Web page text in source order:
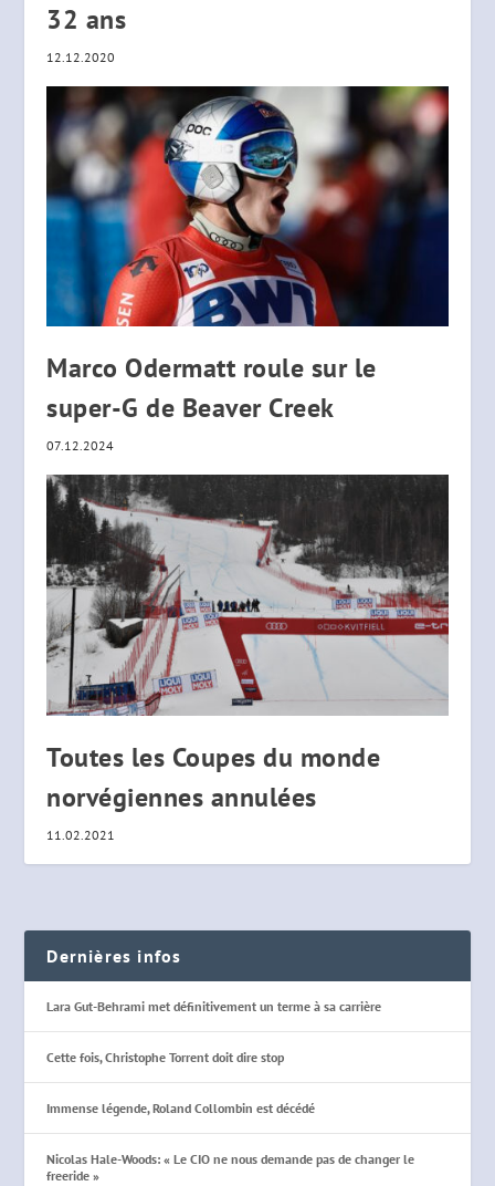
32 ans
12.12.2020
Marco Odermatt roule sur le
super-G de Beaver Creek
07.12.2024
Toutes les Coupes du monde
norvégiennes annulées
11.02.2021
Dernières infos
Lara Gut-Behrami met définitivement un terme à sa carrière
Cette fois, Christophe Torrent doit dire stop
Immense légende, Roland Collombin est décédé
Nicolas Hale-Woods: « Le CIO ne nous demande pas de changer le
freeride »